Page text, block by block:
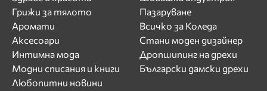
Грижи за тялото
Аромати
Аксесоари
Интимна мода
Модни списания и книги
Любопитни новини
Пазаруване
Всичко за Коледа
Стани моден дизайнер
Дропшипинг на дрехи
Български дамски дрехи